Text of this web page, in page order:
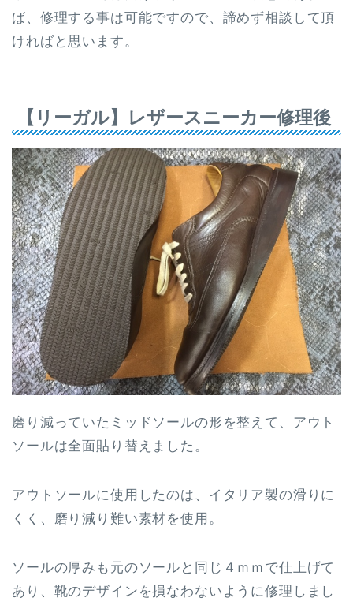
ば、修理する事は可能ですので、諦めず相談して頂
ければと思います。
【リーガル】レザースニーカー修理後
磨り減っていたミッドソールの形を整えて、アウト
ソールは全面貼り替えました。
アウトソールに使用したのは、イタリア製の滑りに
くく、磨り減り難い素材を使用。
ソールの厚みも元のソールと同じ４ｍｍで仕上げて
あり、靴のデザインを損なわないように修理しまし